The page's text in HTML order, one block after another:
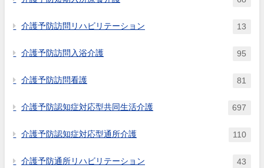
介護予防訪問リハビリテーション 13
介護予防訪問入浴介護 95
介護予防訪問看護 81
介護予防認知症対応型共同生活介護 697
介護予防認知症対応型通所介護 110
介護予防通所リハビリテーション 43